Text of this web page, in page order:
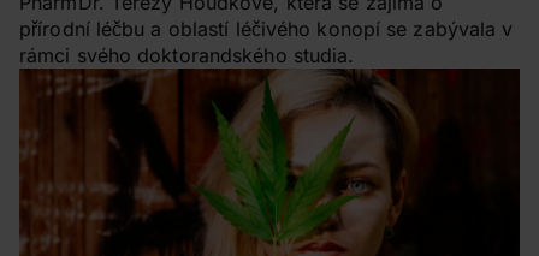
přírodní léčbu a oblastí léčivého konopí se zabývala v
rámci svého doktorandského studia.